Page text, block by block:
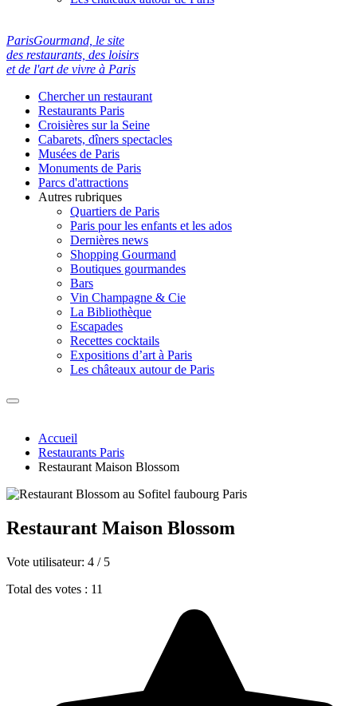
ParisGourmand, le site
des restaurants, des loisirs
et de l'art de vivre à Paris
Chercher un restaurant
Restaurants Paris
Croisières sur la Seine
Cabarets, dîners spectacles
Musées de Paris
Monuments de Paris
Parcs d'attractions
Autres rubriques
Quartiers de Paris
Paris pour les enfants et les ados
Dernières news
Shopping Gourmand
Boutiques gourmandes
Bars
Vin Champagne & Cie
La Bibliothèque
Escapades
Recettes cocktails
Expositions d’art à Paris
Les châteaux autour de Paris
Accueil
Restaurants Paris
Restaurant Maison Blossom
Restaurant Maison Blossom
Vote utilisateur: 4 / 5
Total des votes : 11